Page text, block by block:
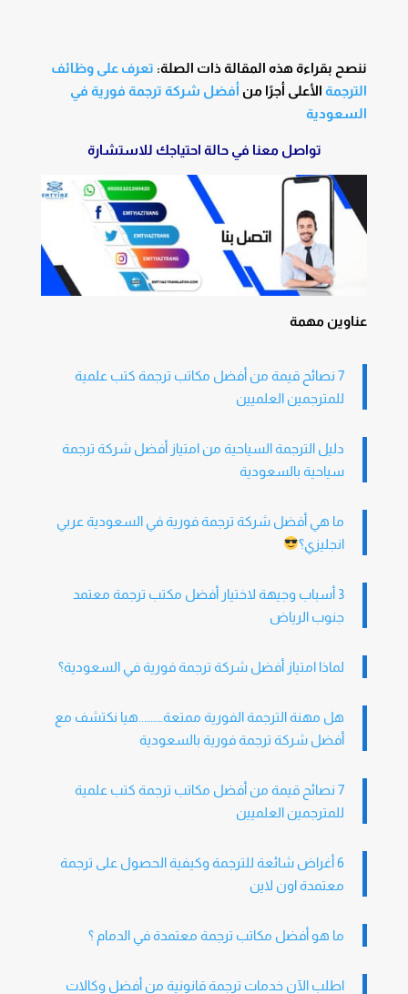
ننصح بقراءة هذه المقالة ذات الصلة: تعرف على وظائف
الترجمةالأعلى أجرًا من أفضل شركة ترجمة فورية في
السعودية
تواصل معنا في حالة احتياجك للاستشارة
عناوين مهمة
7 نصائح قيمة من أفضل مكاتب ترجمة كتب علمية
للمترجمين العلميين
دليل الترجمة السياحية من امتياز أفضل شركة ترجمة
سياحية بالسعودية
ما هي أفضل شركة ترجمة فورية في السعودية عربي
انجليزي؟
3 أسباب وجيهة لاختيار أفضل مكتب ترجمة معتمد
جنوب الرياض
لماذا امتياز أفضل شركة ترجمة فورية في السعودية؟
هل مهنة الترجمة الفورية ممتعة………..هيا نكتشف مع
أفضل شركة ترجمة فورية بالسعودية
7 نصائح قيمة من أفضل مكاتب ترجمة كتب علمية
للمترجمين العلميين
6 أغراض شائعة للترجمة وكيفية الحصول على ترجمة
معتمدة اون لاين
ما هو أفضل مكاتب ترجمة معتمدة في الدمام ؟
اطلب الآن خدمات ترجمة قانونية من أفضل وكالات